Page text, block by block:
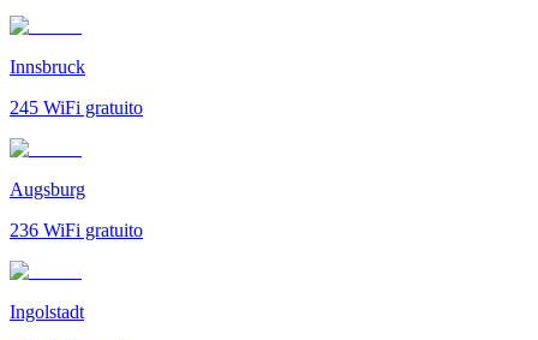
Innsbruck
245 WiFi gratuito
Augsburg
236 WiFi gratuito
Ingolstadt